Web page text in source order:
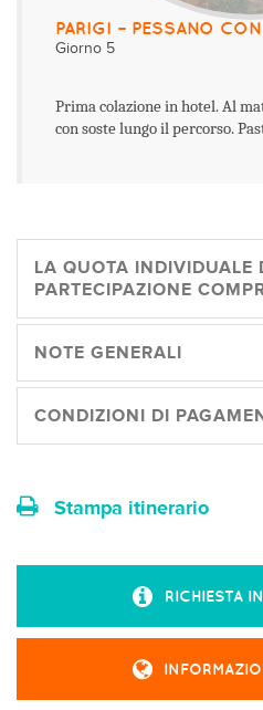
PARIGI – PESSANO
Giorno 5
Prima colazione in hotel. Al
con soste lungo il percorso.
LA QUOTA INDIVIDUALE
PARTECIPAZIONE
NOTE GENERALI
CONDIZIONI DI
Stampa itinerario
RICHIESTA